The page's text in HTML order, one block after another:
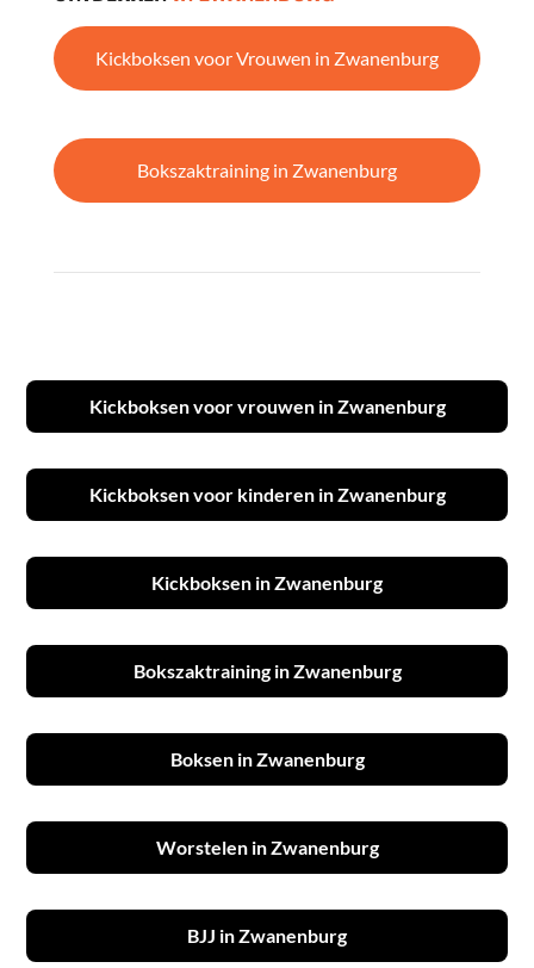
Kickboksen voor Vrouwen in Zwanenburg
Bokszaktraining in Zwanenburg
Kickboksen voor vrouwen in Zwanenburg
Kickboksen voor kinderen in Zwanenburg
Kickboksen in Zwanenburg
Bokszaktraining in Zwanenburg
Boksen in Zwanenburg
Worstelen in Zwanenburg
BJJ in Zwanenburg